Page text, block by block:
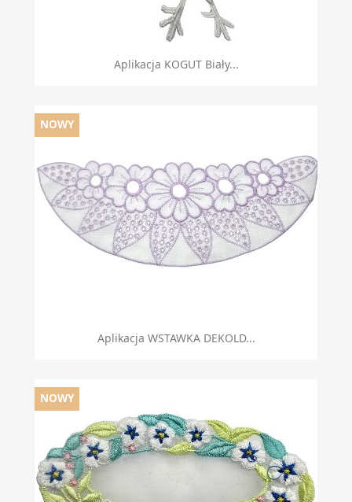
Aplikacja KOGUT Biały...
Aplikacja WSTAWKA DEKOLD...
NOWY
NOWY